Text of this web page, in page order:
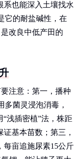
系也能深入土壤找水
它的耐盐碱性，在
改良中低产田的
注意：第一，播种
菌灵浸泡消毒，
浅插密植”法，株距
基本苗数；第三，
每亩追施尿素15公斤